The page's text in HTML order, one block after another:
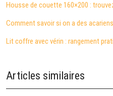
Housse de couette 160×200 :
Comment savoir si on a des
Lit coffre avec vérin : rangement
Articles similaires